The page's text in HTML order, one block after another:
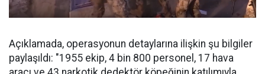
Açıklamada, operasyonun detaylarına ilişkin şu bilgiler
paylaşıldı: "1955 ekip, 4 bin 800 personel, 17 hava